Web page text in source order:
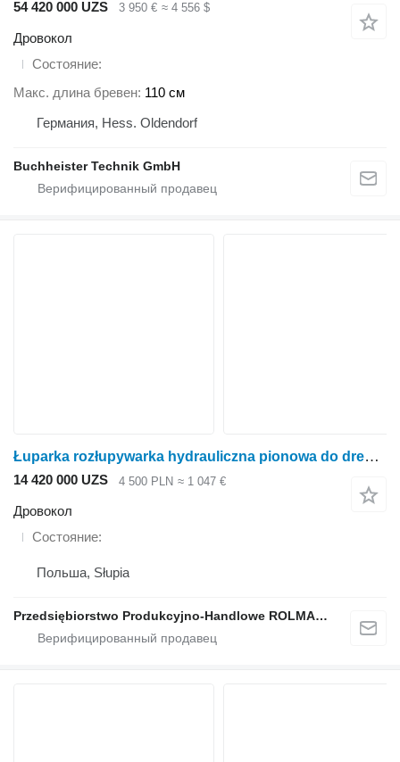
54 420 000 UZS
3 950 € ≈ 4 556 $
Дровокол
Состояние
Макс. длина бревен 110 см
Германия, Hess. Oldendorf
Buchheister Technik GmbH
Łuparka rozłupywarka hydrauliczna pionowa do drewna drzewa
14 420 000 UZS 4 500 PLN ≈ 1 047 €
Дровокол
Состояние
Польша, Słupia
Przedsiębiorstwo Produkcyjno-Handlowe ROLMAPOL Marcin Dziekan